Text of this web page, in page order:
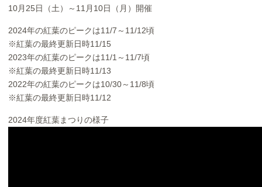
10月25日（土）～11月10日（月）開催
2024年の紅葉のピークは11/7～11/12頃
※紅葉の最終更新日時11/15
2023年の紅葉のピークは11/1～11/7頃
※紅葉の最終更新日時11/13
2022年の紅葉のピークは10/30～11/8頃
※紅葉の最終更新日時11/12
2024年度紅葉まつりの様子